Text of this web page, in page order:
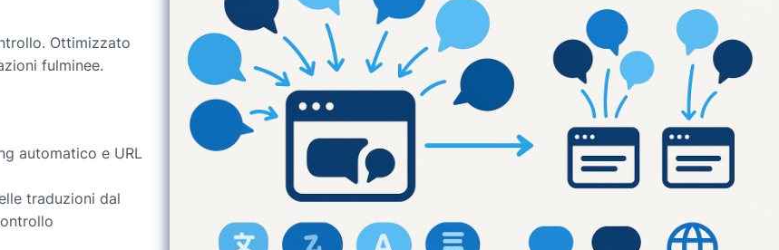
Ottimizzato
fulminee.
automatico e URL
traduzioni dal